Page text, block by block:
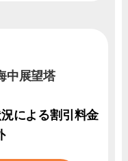
中展望塔
による割引料金